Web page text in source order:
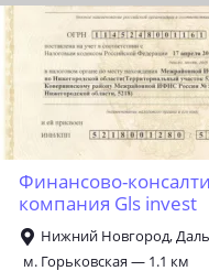
Финансово-
компания Gls invest
Нижний Новгород,
м. Горьковская — 1.1 км